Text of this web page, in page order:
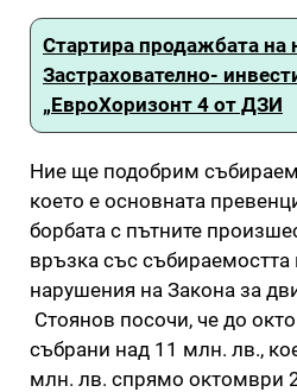
Стартира продажбата на
Застрахователно-
„ЕвроХоризонт 4 от ДЗИ
Ние ще подобрим
което е основната
борбата с пътните
връзка със събираемостта
нарушения на Закона за
Стоянов посочи, че до
събрани над 11 млн. лв.,
млн. лв. спрямо октомври